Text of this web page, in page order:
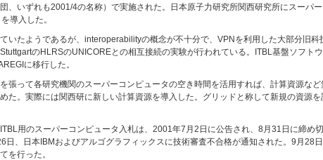
、いずれも2001/4の名称）で実施された。日本原子力研究所関西研究所にスーパ
導入した。
いたようであるが、interoperabilityの概念が不十分で、VPNを利用した大部分旧
のHLRSのUNICOREとの相互接続の実験が行われている。ITBL基盤ソフト
に移行した。
張って各研究機関のスーパーコンピュータの空き時間を活用すれば、計算資源な
た。実際には関西研に新しい計算資源を導入した。グリッドと称して新規の資源
用のスーパーコンピュータ入札は、2001年7月2日に公告され、8月31日に締め
日、日本IBMおよびアルゴグラフィックスに技術審査不合格が通知された。9月28
を行った。